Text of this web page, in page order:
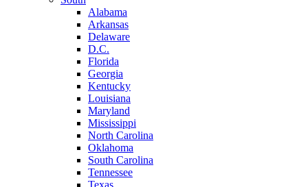
Alabama
Arkansas
Delaware
D.C.
Florida
Georgia
Kentucky
Louisiana
Maryland
Mississippi
North Carolina
Oklahoma
South Carolina
Tennessee
Texas